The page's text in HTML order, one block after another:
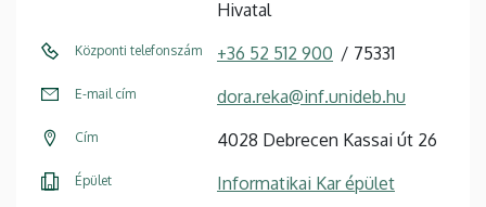
Hivatal
Központi telefonszám +36 52 512 900 75331
E-mail cím dora.reka@inf.unideb.hu
Cím 4028 Debrecen Kassai út 26
Épület Informatikai Kar épület